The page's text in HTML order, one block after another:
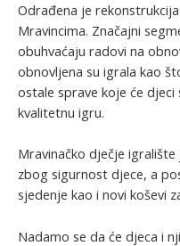
Odrađena je
Mravincima. Značajni
obuhvaćaju radovi na
obnovljena su igrala kao
ostale sprave koje će
kvalitetnu igru.
Mravinačko dječje
zbog sigurnost djece, a
sjedenje kao i novi koševi
Nadamo se da će djeca i